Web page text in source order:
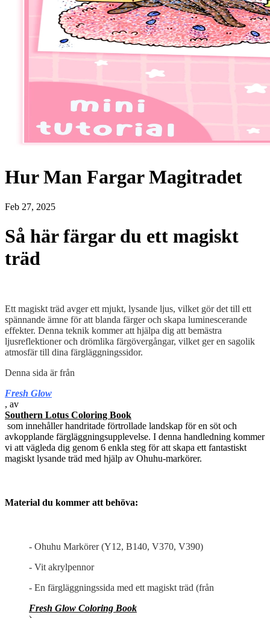
Hur Man Fargar Magitradet
Feb 27, 2025
Så här färgar du ett magiskt
träd
Ett magiskt träd avger ett mjukt, lysande ljus, vilket gör det till ett
spännande ämne för att blanda färger och skapa luminescerande
effekter. Denna teknik kommer att hjälpa dig att bemästra
ljusreflektioner och drömlika färgövergångar, vilket ger en sagolik
atmosfär till dina färgläggningssidor.
Denna sida är från
Fresh Glow
, av
Southern Lotus Coloring Book
som innehåller handritade förtrollade landskap för en söt och
avkopplande färgläggningsupplevelse. I denna handledning kommer
vi att vägleda dig genom 6 enkla steg för att skapa ett fantastiskt
magiskt lysande träd med hjälp av Ohuhu-markörer.
Material du kommer att behöva:
- Ohuhu Markörer (Y12, B140, V370, V390)
- Vit akrylpennor
- En färgläggningssida med ett magiskt träd (från
Fresh Glow Coloring Book